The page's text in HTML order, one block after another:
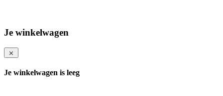
Je winkelwagen
Je winkelwagen is leeg